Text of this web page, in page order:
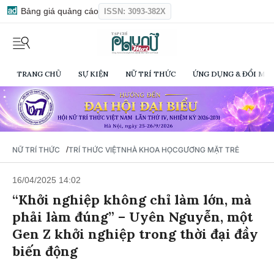
Bảng giá quảng cáo ISSN: 3093-382X
TRANG CHỦ SỰ KIỆN NỮ TRÍ THỨC ỨNG DỤNG & ĐỔI
NỮ TRÍ THỨC /TRÍ THỨC VIỆTNHÀ KHOA HỌCGƯƠNG MẶT TRẺ
16/04/2025 14:02
“Khởi nghiệp không chỉ làm lớn, mà
phải làm đúng” – Uyên Nguyễn, một
Gen Z khởi nghiệp trong thời đại đầy
biến động